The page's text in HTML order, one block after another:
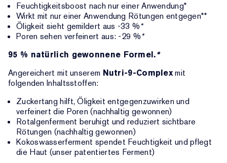
Feuchtigkeitsboost nach nur einer Anwendung*
Wirkt mit nur einer Anwendung Rötungen entgegen**
Öligkeit sieht gemildert aus -33 %*
Poren sehen verfeinert aus: -29 %*
95 % natürlich gewonnene Formel.*
Angereichert mit unserem Nutri-9-Complexmit
folgenden Inhaltsstoffen:
Zuckertang hilft, Öligkeit entgegenzuwirken und
verfeinert die Poren (nachhaltig gewonnen)
Rotalgenferment beruhigt und reduziert sichtbare
Rötungen (nachhaltig gewonnen)
Kokoswasserferment spendet Feuchtigkeit und pflegt
die Haut (unser patentiertes Ferment)